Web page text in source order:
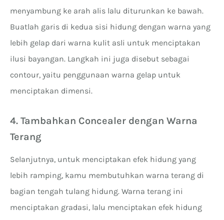
menyambung ke arah alis lalu diturunkan ke bawah.
Buatlah garis di kedua sisi hidung dengan warna yang
lebih gelap dari warna kulit asli untuk menciptakan
ilusi bayangan. Langkah ini juga disebut sebagai
contour, yaitu penggunaan warna gelap untuk
menciptakan dimensi.
4. Tambahkan Concealer dengan Warna
Terang
Selanjutnya, untuk menciptakan efek hidung yang
lebih ramping, kamu membutuhkan warna terang di
bagian tengah tulang hidung. Warna terang ini
menciptakan gradasi, lalu menciptakan efek hidung